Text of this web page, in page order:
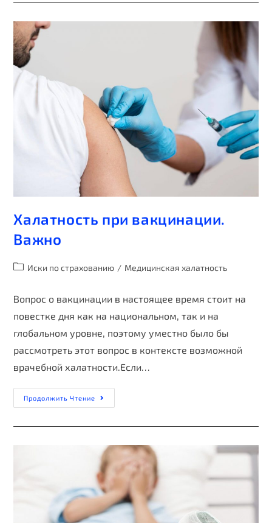
Халатность при вакцинации.
Важно
Иски по страхованию / Медицинская халатность
Вопрос о вакцинации в настоящее время стоит на
повестке дня как на национальном, так и на
глобальном уровне, поэтому уместно было бы
рассмотреть этот вопрос в контексте возможной
врачебной халатности.Если…
Продолжить Чтение